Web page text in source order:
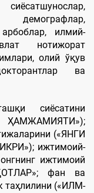
демографлар,
илмий-
нотижорат
олий ўқув
ва
сиёсатини
(«ЯНГИ
ижтимоий-
ижтимоий
фан ва
таҳлилини («ИЛМ-